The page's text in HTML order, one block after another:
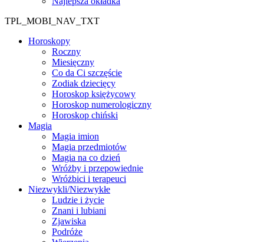
TPL_MOBI_NAV_TXT
Horoskopy
Roczny
Miesięczny
Co da Ci szczęście
Zodiak dziecięcy
Horoskop księżycowy
Horoskop numerologiczny
Horoskop chiński
Magia
Magia imion
Magia przedmiotów
Magia na co dzień
Wróżby i przepowiednie
Wróżbici i terapeuci
Niezwykli/Niezwykłe
Ludzie i życie
Znani i lubiani
Zjawiska
Podróże